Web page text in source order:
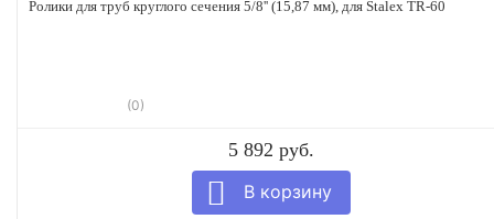
Ролики для труб круглого сечения 5/8'' (15,87 мм), для Stalex TR-60
(0)
5 892 руб.